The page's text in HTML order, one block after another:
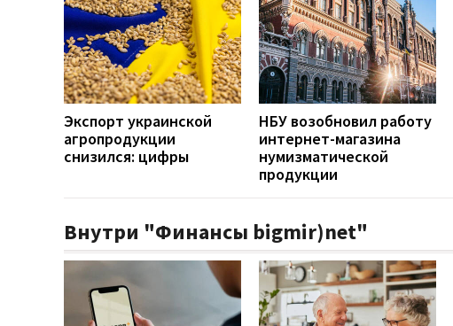
Экспорт украинской
агропродукции
снизился: цифры
НБУ возобновил работу
интернет-магазина
нумизматической
продукции
Внутри "Финансы bigmir)net"